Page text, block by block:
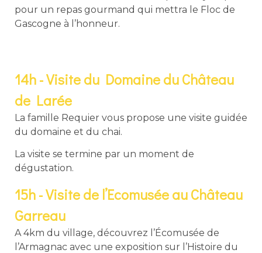
pour un repas gourmand qui mettra le Floc de
Gascogne à l’honneur.
14h - Visite du Domaine du Château
de Larée
La famille Requier vous propose une visite guidée
du domaine et du chai.
La visite se termine par un moment de
dégustation.
15h - Visite de l’Ecomusée au Château
Garreau
A 4km du village, découvrez l’Écomusée de
l’Armagnac avec une exposition sur l’Histoire du